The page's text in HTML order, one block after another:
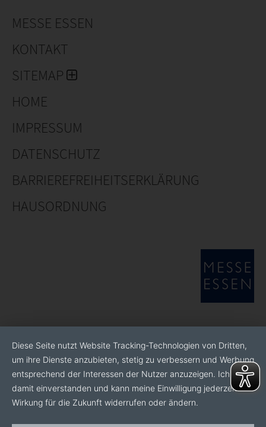
MESSE ESSEN
KONTAKT
SITEMAP
HOME
IMPRESSUM
DATENSCHUTZ
BARRIEREFREIHEITSERKLÄRUNG
HAUSORDNUNG
Diese Seite nutzt Website Tracking-Technologien von Dritten,
um ihre Dienste anzubieten, stetig zu verbessern und Werbung
entsprechend der Interessen der Nutzer anzuzeigen. Ich bin
damit einverstanden und kann meine Einwilligung jederzeit mit
Wirkung für die Zukunft widerrufen oder ändern.